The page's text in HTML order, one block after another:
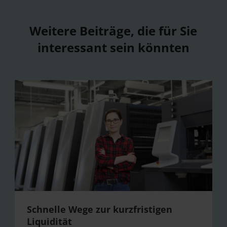
Weitere Beiträge, die für Sie
interessant sein könnten
Schnelle Wege zur kurzfristigen
Liquidität